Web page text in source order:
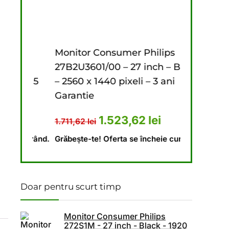
1.888,82 lei.
1.792,50 lei.
5
fost: 1.341,62 lei.
curent este: 1.174,23 lei.
Monitor Consumer Philips
27B2U3601/00 – 27 inch – Black
– 2560 x 1440 pixeli – 3 ani
Garantie
1.711,62lei Prețul inițial a fost: 1.711,62
1.523,62leiPrețul curent
Grăbește-te! Oferta se încheie curând.
Doar pentru scurt timp
Monitor Consumer Philips
272S1M - 27 inch - Black - 1920